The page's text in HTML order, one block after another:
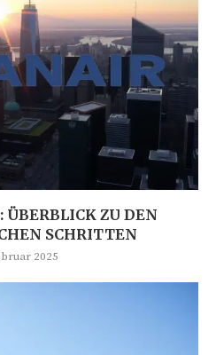
ÜBERBLICK ZU DEN
SCHRITTEN
2025